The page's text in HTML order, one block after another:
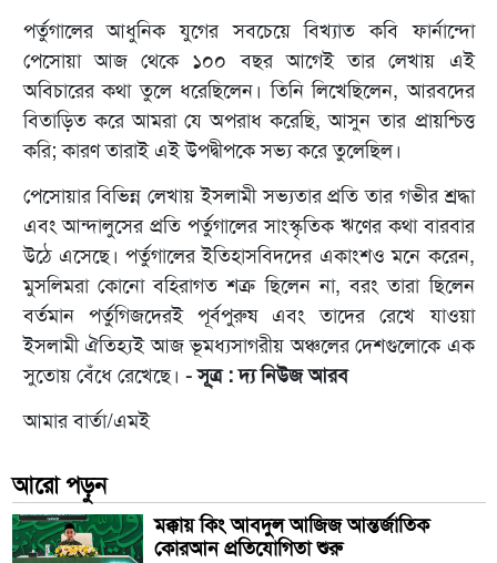
পর্তুগালের আধুনিক যুগের সবচেয়ে বিখ্যাত কবি ফার্নান্দো
পেসোয়া আজ থেকে ১০০ বছর আগেই তার লেখায় এই
অবিচারের কথা তুলে ধরেছিলেন। তিনি লিখেছিলেন, আরবদের
বিতাড়িত করে আমরা যে অপরাধ করেছি, আসুন তার প্রায়শ্চিত্ত
করি; কারণ তারাই এই উপদ্বীপকে সভ্য করে তুলেছিল।
পেসোয়ার বিভিন্ন লেখায় ইসলামী সভ্যতার প্রতি তার গভীর শ্রদ্ধা
এবং আন্দালুসের প্রতি পর্তুগালের সাংস্কৃতিক ঋণের কথা বারবার
উঠে এসেছে। পর্তুগালের ইতিহাসবিদদের একাংশও মনে করেন,
মুসলিমরা কোনো বহিরাগত শত্রু ছিলেন না, বরং তারা ছিলেন
বর্তমান পর্তুগিজদেরই পূর্বপুরুষ এবং তাদের রেখে যাওয়া
ইসলামী ঐতিহ্যই আজ ভূমধ্যসাগরীয় অঞ্চলের দেশগুলোকে এক
সুতোয় বেঁধে রেখেছে। - সূ্ত্র : দ্য নিউজ আরব
আমার বার্তা/এমই
আরো পড়ুন
মক্কায় কিং আবদুল আজিজ আন্তর্জাতিক
কোরআন প্রতিযোগিতা শুরু